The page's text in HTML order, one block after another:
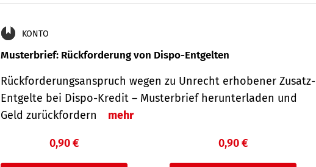
KONTO
Musterbrief: Rückforderung von Dispo-Entgelten
Rückforderungsanspruch wegen zu Unrecht erhobener Zusatz-
Entgelte bei Dispo-Kredit – Musterbrief herunterladen und
Geld zurückfordern
mehr
0,90 € 0,90 €